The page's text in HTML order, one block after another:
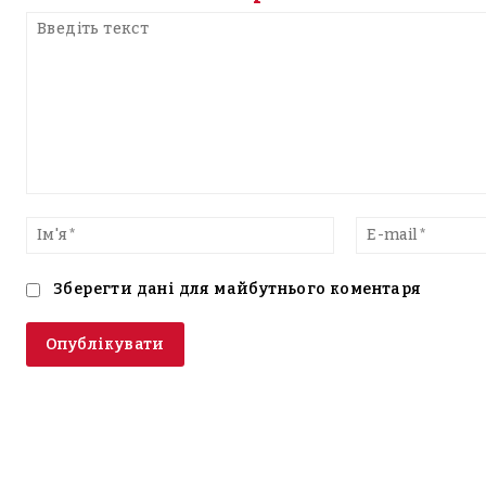
текст
Ім'я*
Зберегти дані для майбутнього коментаря